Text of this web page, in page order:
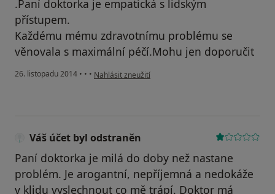
.Paní doktorka je empatická s lidským
přístupem.
Každému mému zdravotnímu problému se
věnovala s maximální péčí.Mohu jen doporučit
26. listopadu 2014 • • • podle názoru uživatele Váš účet byl odstraněn
Nahlásit zneužití
Váš účet byl odstraněn
Paní doktorka je milá do doby než nastane
problém. Je arogantní, nepříjemná a nedokáže
v klidu vyslechnout co mě trápí. Doktor má